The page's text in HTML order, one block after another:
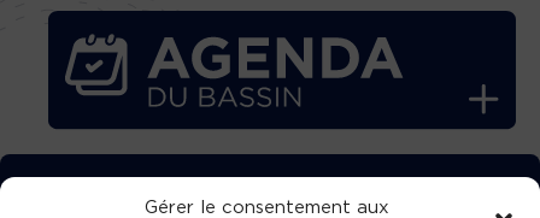
Gérer le consentement aux
TÉLÉCHARGEZ GRATUITEMENT